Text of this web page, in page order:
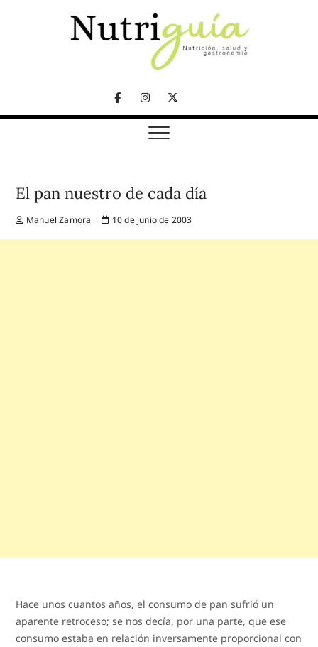
FacebookInstagram
Twitter
Telegram
Nutriguía (Desde
2002)
El pan nuestro de cada día
Manuel Zamora 10 de junio de 2003
Hace unos cuantos años, el consumo de pan sufrió un
aparente retroceso; se nos decía, por una parte, que ese
consumo estaba en relación inversamente proporcional con